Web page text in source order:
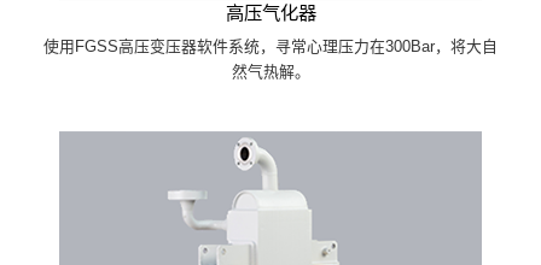
高压气化器
使用FGSS高压变压器软件系统，寻常心理压力在300Bar，将大自
然气热解。